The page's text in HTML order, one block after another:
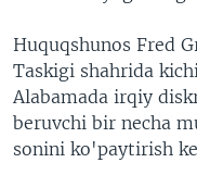
Huquqshunos Fred
Taskigi shahrida
Alabamada irqiy
beruvchi bir necha
sonini ko'paytirish